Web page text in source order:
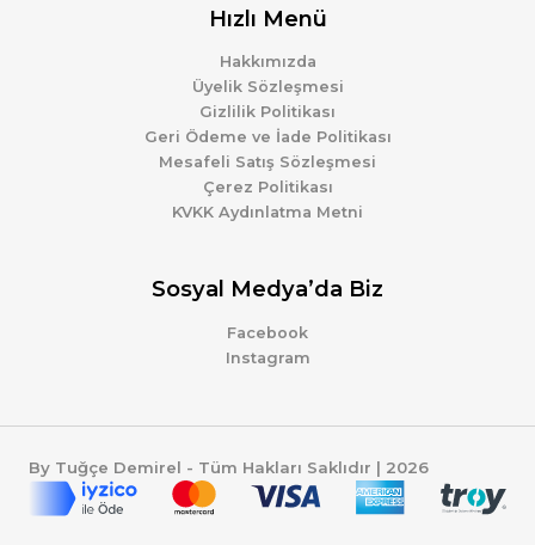
Hızlı Menü
Hakkımızda
Üyelik Sözleşmesi
Gizlilik Politikası
Geri Ödeme ve İade Politikası
Mesafeli Satış Sözleşmesi
Çerez Politikası
KVKK Aydınlatma Metni
Sosyal Medya’da Biz
Facebook
Instagram
By Tuğçe Demirel - Tüm Hakları Saklıdır | 2026